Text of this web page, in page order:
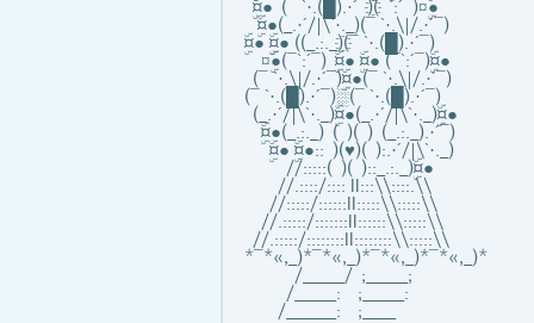
¤ۣۜ● (¯ `·.(█).·´¯)҈(¯`:´¯)¤ۣۜ●
¤ۣۜ●(_.·´/|\`·._)(¯ `·.\|/.·´¯)
¤ۣۜ● ¤ۣۜ● ((_.:._)҈(¯ `·.(█).·´¯)
¤ۣۜ●(¯`:´¯) ¤ۣۜ● ¤ۣۜ● (¯`:´¯)¤ۣۜ●
(¯ `·.\|/.·´¯)¤ۣۜ●(¯ `·.\|/.·´¯)
(¯ `·.(█).·´¯)░(¯ `·.(█).·´¯)
(_.·´/|\`·._)¤ۣۜ●(_.·´/|\`·._)¤ۣۜ●
¤ۣۜ●(_.:._) ( )( ) (_.:._).·´¯)
¤ۣۜ● ¤ۣۜ●:: )(♥)( ):.·´/|\`·._)
//:::::( )( )::_.:._)¤ۣۜ●
//.::::/:::: ll:::\\::::.\\
//:::::/::::::ll:::::\\:::::\\
//.:::::/:::::::ll::::::\\:::::\\
//.:::::/::::::::ll::::::::\\:::::\\
*¯*«,_)*¯*«,_)*¯*«,_)*¯*«,_)*
/_____/ ;_____;
/_____: ;_____:
/______: ;____